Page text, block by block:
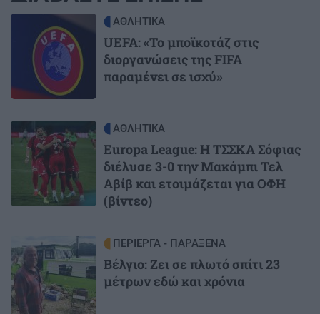
ΑΘΛΗΤΙΚΑ
UEFA: «Το μποϊκοτάζ στις
διοργανώσεις της FIFA
παραμένει σε ισχύ»
Image ΑΘΛΗΤΙΚΑ
Europa League: Η ΤΣΣΚΑ Σόφιας
διέλυσε 3-0 την Μακάμπι Τελ
Αβίβ και ετοιμάζεται για ΟΦΗ
(βίντεο)
Image ΠΕΡΙΕΡΓΑ - ΠΑΡΑΞΕΝΑ
Βέλγιο: Ζει σε πλωτό σπίτι 23
μέτρων εδώ και χρόνια